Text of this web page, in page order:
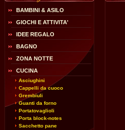
BAMBINI & ASILO
GIOCHI E ATTIVITA'
IDEE REGALO
BAGNO
ZONA NOTTE
CUCINA
Asciughini
Cappelli da cuoco
Grembiuli
Guanti da forno
Portatovaglioli
Porta block-notes
Sacchetto pane